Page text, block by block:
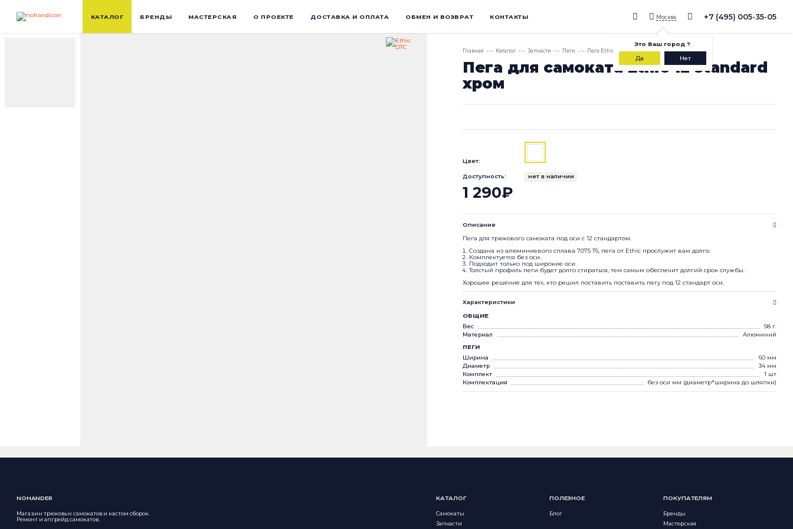
КАТАЛОГ БРЕНДЫ МАСТЕРСКАЯ О ПРОЕКТЕ ДОСТАВКА И ОПЛАТА ОБМЕН И ВОЗВРАТ КОНТАКТЫ Москва
Это Ваш город?
Да Нет
+7 (495) 005-35-05
Главная • • • Каталог • • • Запчасти • • • Пеги • • • Пега Ethic 12 STD Polished
Пега для самоката Ethic 12 standard
хром
Цвет:
Доступность: нет в наличии
1 290₽
Описание
Пега для трюкового самоката под оси с 12 стандартом.
Создана из алюминиевого сплава 7075 T6, пега от Ethic прослужит вам долго.
Комплектуется без оси.
Подходит только под широкие оси.
Толстый профиль пеги будет долго стираться, тем самым обеспечит долгий срок службы.
Хорошее решение для тех, кто решил поставить поставить пегу под 12 стандарт оси.
Характеристики
ОБЩИЕ
Вес
58 г.
Материал
Алюминий
ПЕГИ
Ширина
60 мм
Диаметр
34 мм
Комплект
1 шт
Комплектация
без оси мм (диаметр*ширина до шляпки)
NOHANDER
Магазин трюковых самокатов и кастом сборок.
Ремонт и апгрейд самокатов.
КАТАЛОГ
Самокаты
Запчасти
ПОЛЕЗНОЕ
Блог
ПОКУПАТЕЛЯМ
Бренды
Мастерская